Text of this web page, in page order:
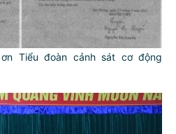
Tiểu đoàn cảnh sát cơ động